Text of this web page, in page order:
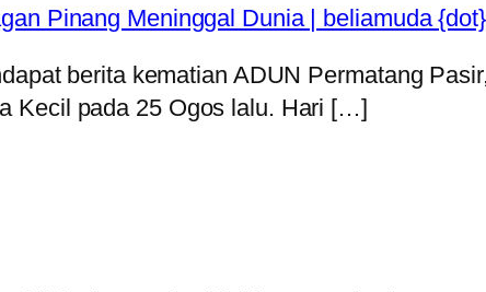
Pinang Meninggal Dunia | beliamuda
berita kematian ADUN Permatang
Kecil pada 25 Ogos lalu. Hari […]